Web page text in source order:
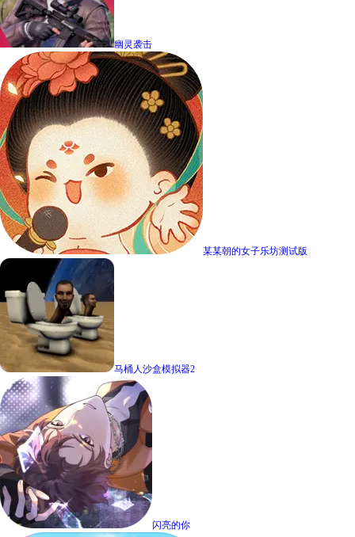
幽灵袭击
某某朝的女子乐坊测试版
马桶人沙盒模拟器2
闪亮的你